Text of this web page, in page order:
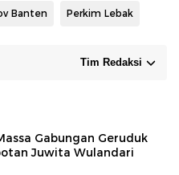
Banten Perkim Lebak
Tim Redaksi
Gabungan Geruduk
Juwita Wulandari